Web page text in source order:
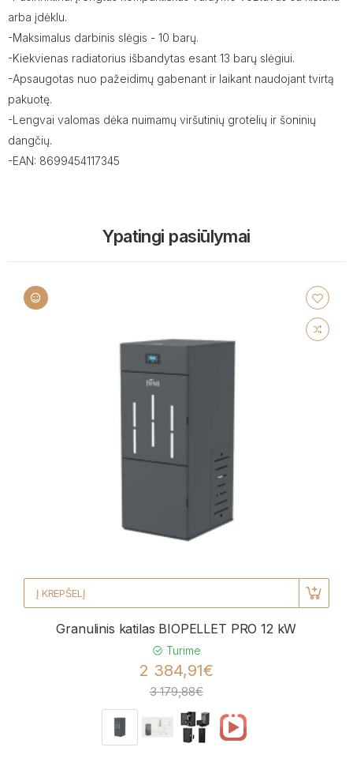
arba įdėklu.
-Maksimalus darbinis slėgis - 10 barų.
-Kiekvienas radiatorius išbandytas esant 13 barų slėgiui.
-Apsaugotas nuo pažeidimų gabenant ir laikant naudojant tvirtą
pakuotę.
-Lengvai valomas dėka nuimamų viršutinių grotelių ir šoninių
dangčių.
-EAN: 8699454117345
Ypatingi pasiūlymai
Į KREPŠELĮ
Granulinis katilas BIOPELLET PRO 12 kW
Turime
2 384,91€
3 179,88€